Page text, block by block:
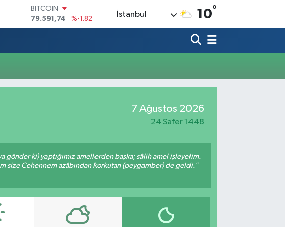
BITCOIN
79.591,74
%-1.82
DOLAR
61,60380
%0.18
İstanbul 10°
7 Ağustos 2026
24 Safer 1448
gönder ki) yaptığımız amellerden başka; sâlih amel işleyelim.
size Cehennem azâbından korkutan (peygamber) de geldi."